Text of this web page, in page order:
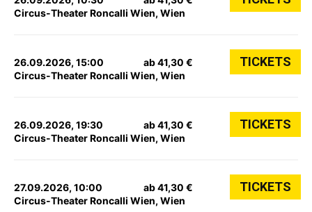
Circus-Theater Roncalli Wien, Wien
26.09.2026, 15:00
Circus-Theater Roncalli Wien, Wien
ab 41,30 € TICKETS
26.09.2026, 19:30
Circus-Theater Roncalli Wien, Wien
ab 41,30 € TICKETS
27.09.2026, 10:00
Circus-Theater Roncalli Wien, Wien
ab 41,30 € TICKETS